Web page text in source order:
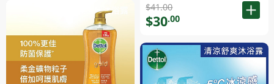
$41.00
$30.00